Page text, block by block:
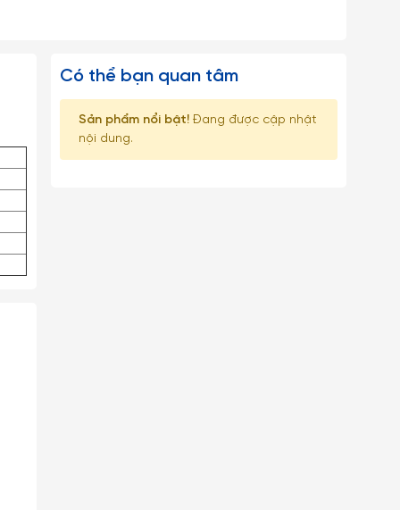
Có thể bạn quan tâm
Sản phẩm nổi bật!Đang được cập nhật
nội dung.